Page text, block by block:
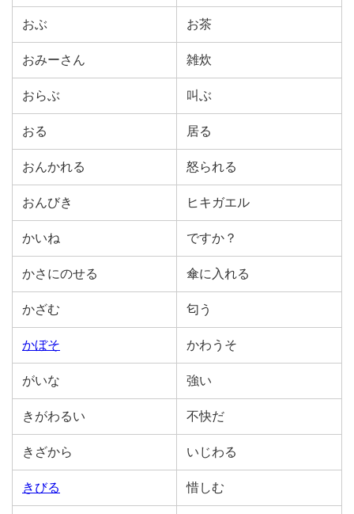
おぶ お茶
おみーさん 雑炊
おらぶ 叫ぶ
おる 居る
おんかれる 怒られる
おんびき ヒキガエル
かいね ですか？
かさにのせる 傘に入れる
かざむ 匂う
かぼそ かわうそ
がいな 強い
きがわるい 不快だ
きざから いじわる
きびる 惜しむ